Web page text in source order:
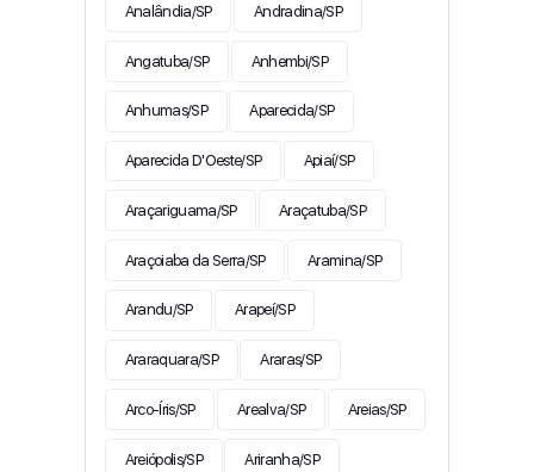
Analândia/SP Andradina/SP
Angatuba/SP Anhembi/SP
Anhumas/SP Aparecida/SP
Aparecida D'Oeste/SP Apiaí/SP
Araçariguama/SP Araçatuba/SP
Araçoiaba da Serra/SP Aramina/SP
Arandu/SP Arapeí/SP
Araraquara/SP Araras/SP
Arco-Íris/SP Arealva/SP Areias/SP
Areiópolis/SP Ariranha/SP